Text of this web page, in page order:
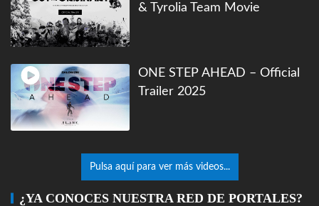
& Tyrolia Team Movie
ONE STEP AHEAD – Official
Trailer 2025
Pulsa aquí para ver más videos...
¿YA CONOCES NUESTRA RED DE PORTALES?